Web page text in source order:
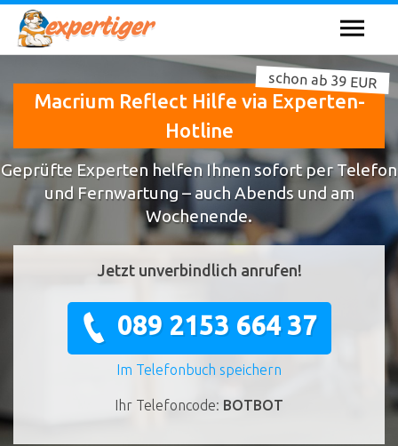
Macrium Reflect Hilfe via Experten-
Hotline
schon ab 39 EUR
Geprüfte Experten helfen Ihnen sofort per Telefon
und Fernwartung – auch Abends und am
Wochenende.
Jetzt unverbindlich anrufen!
089 2153 664 37
Im Telefonbuch speichern
Ihr Telefoncode: BOTBOT